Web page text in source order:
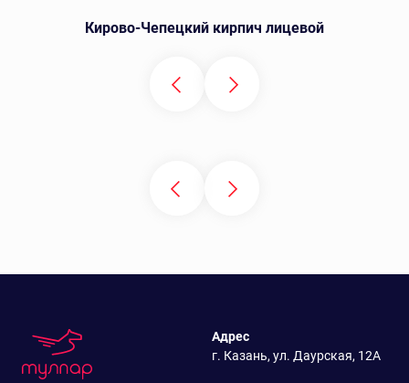
Кирово-Чепецкий кирпич лицевой
Адрес
г. Казань, ул. Даурская, 12А